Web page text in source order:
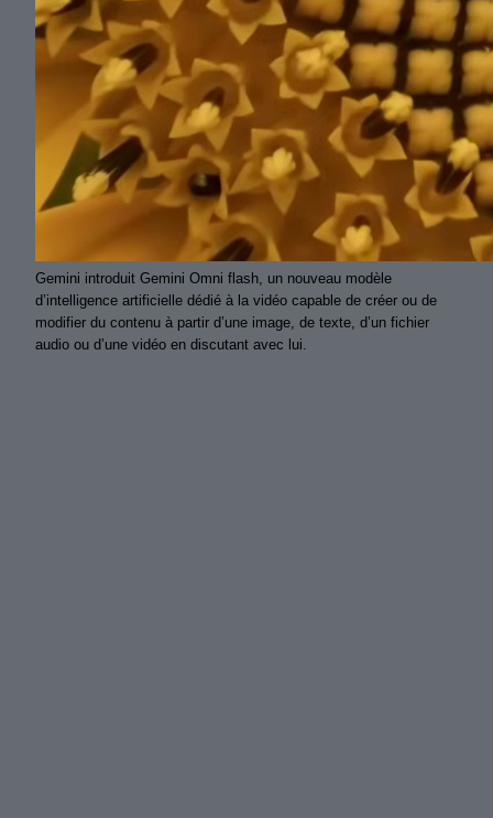
Gemini introduit Gemini Omni flash, un nouveau modèle
d’intelligence artificielle dédié à la vidéo capable de créer ou de
modifier du contenu à partir d’une image, de texte, d’un fichier
audio ou d’une vidéo en discutant avec lui.